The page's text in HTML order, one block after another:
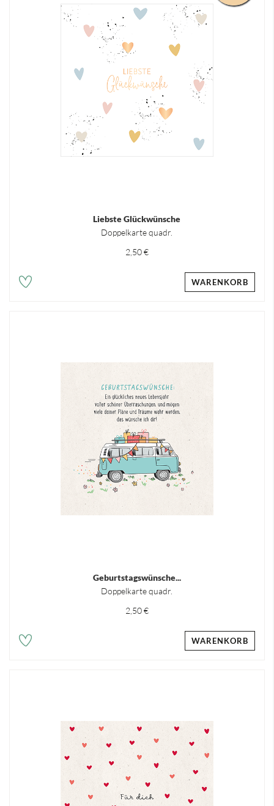
Liebste Glückwünsche
Doppelkarte quadr.
2,50 €
WARENKORB
Geburtstagswünsche...
Doppelkarte quadr.
2,50 €
WARENKORB